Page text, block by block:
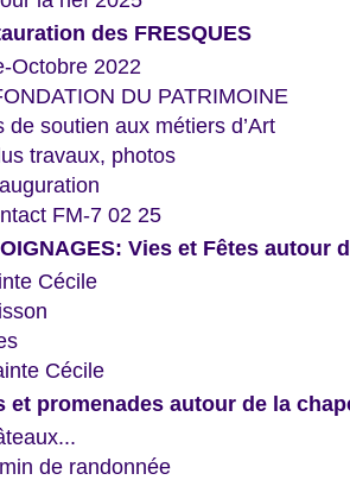
des FRESQUES
Octobre 2022
DU PATRIMOINE
de soutien aux métiers d’Art
travaux, photos
FM-7 02 25
Vies et Fêtes autour
Cécile
Cécile
et promenades autour de la
de randonnée